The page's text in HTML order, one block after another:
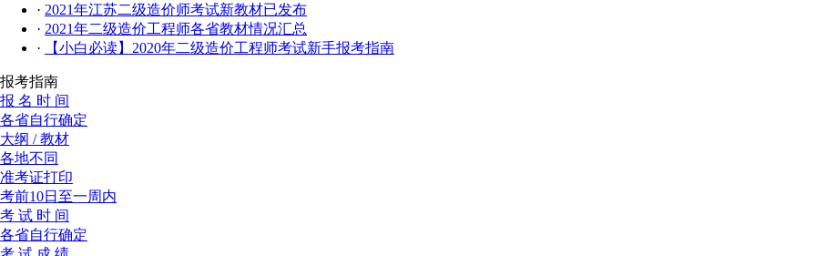
· 2021年江苏二级造价师考试新教材已发布
· 2021年二级造价工程师各省教材情况汇总
·
【小白必读】2020年二级造价工程师考试新手报考指南
报考指南
报 名 时 间
各省自行确定
大纲 / 教材
各地不同
准考证打印
考前10日至一周内
考 试 时 间
各省自行确定